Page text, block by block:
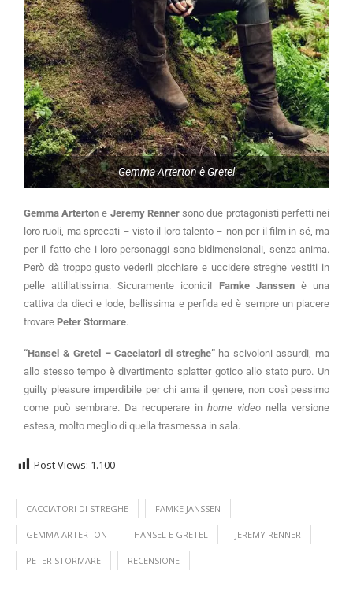
Gemma Arterton è Gretel
Gemma Arterton e Jeremy Rennersono due protagonisti perfetti nei
loro ruoli, ma sprecati – visto il loro talento – non per il film in sé, ma
per il fatto che i loro personaggi sono bidimensionali, senza anima.
Però dà troppo gusto vederli picchiare e uccidere streghe vestiti in
pelle attillatissima. Sicuramente iconici! Famke Janssenè una
cattiva da dieci e lode, bellissima e perfida ed è sempre un piacere
trovare Peter Stormare.
“Hansel & Gretel – Cacciatori di streghe”ha scivoloni assurdi, ma
allo stesso tempo è divertimento splatter gotico allo stato puro. Un
guilty pleasure imperdibile per chi ama il genere, non così pessimo
come può sembrare. Da recuperare in home video nella versione
estesa, molto meglio di quella trasmessa in sala.
Post Views: 1.100
CACCIATORI DI STREGHE FAMKE JANSSEN
GEMMA ARTERTON HANSEL E GRETEL JEREMY RENNER
PETER STORMARE RECENSIONE